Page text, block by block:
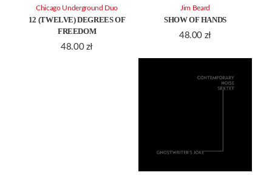
12 (TWELVE) DEGREES OF
FREEDOM
48.00 zł
Chicago Underground Duo
SHOW OF HANDS
48.00 zł
Jim Beard